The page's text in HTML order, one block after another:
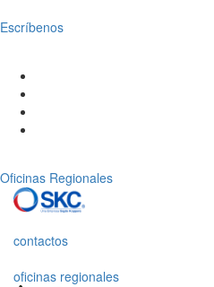
Escríbenos
Oficinas Regionales
contactos
oficinas regionales